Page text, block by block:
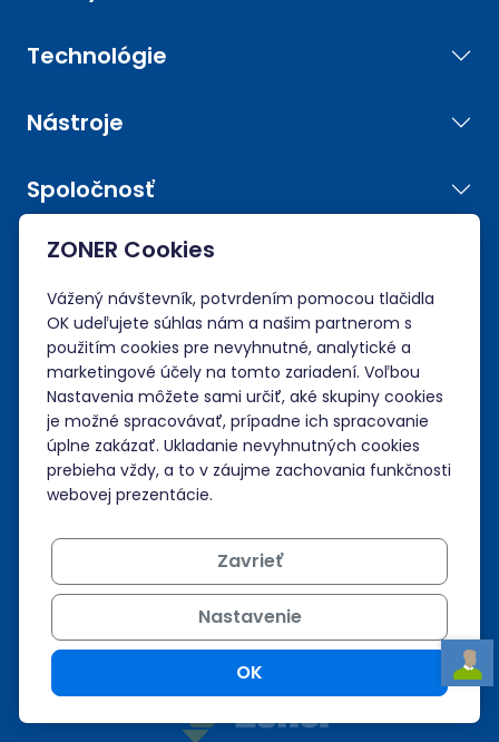
Technológie
Nástroje
Spoločnosť
Administrácia
Prihlásiť sa
Neviem si rady?
Nápoveda
+421 268 265 986
admin@zoner.sk
ZONER Cookies
Vážený návštevník, potvrdením pomocou tlačidla
OK udeľujete súhlas nám a našim partnerom s
použitím cookies pre nevyhnutné, analytické a
marketingové účely na tomto zariadení. Voľbou
Nastavenia môžete sami určiť, aké skupiny cookies
je možné spracovávať, prípadne ich spracovanie
úplne zakázať. Ukladanie nevyhnutných cookies
prebieha vždy, a to v záujme zachovania funkčnosti
webovej prezentácie.
Zavrieť
Nastavenie
OK